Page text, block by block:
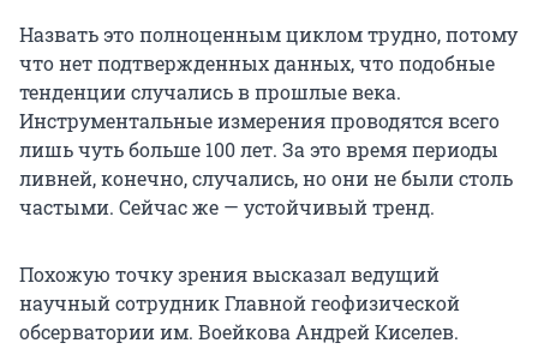
Назвать это полноценным циклом трудно, потому
что нет подтвержденных данных, что подобные
тенденции случались в прошлые века.
Инструментальные измерения проводятся всего
лишь чуть больше 100 лет. За это время периоды
ливней, конечно, случались, но они не были столь
частыми. Сейчас же — устойчивый тренд.
Похожую точку зрения высказал ведущий
научный сотрудник Главной геофизической
обсерватории им. Воейкова Андрей Киселев.